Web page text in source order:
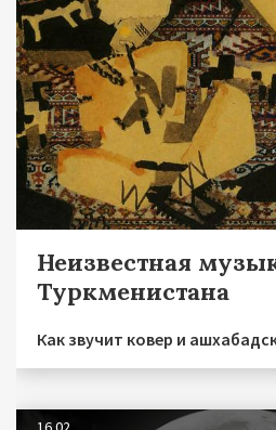
Неизвестная
Туркменистана
Как звучит ковер и